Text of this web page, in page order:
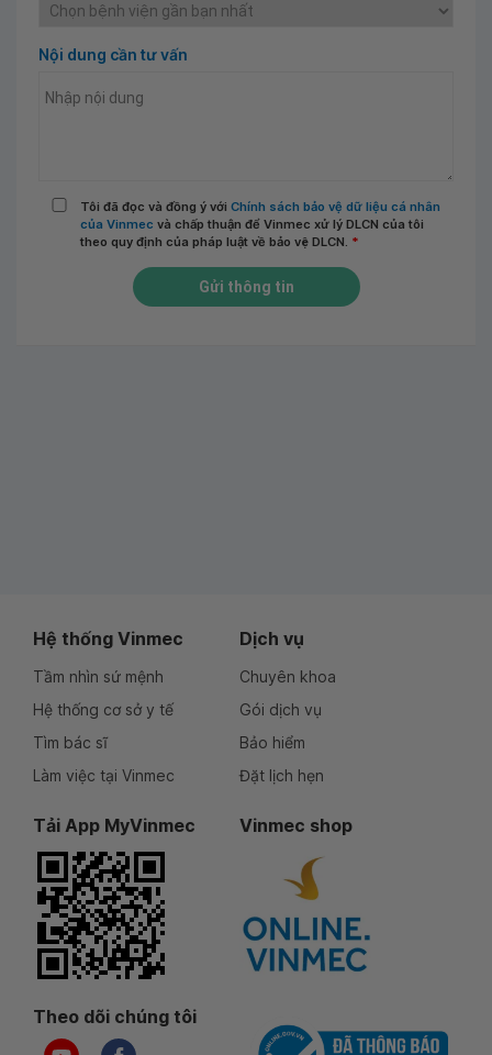
Nội dung cần tư vấn
Tôi đã đọc và đồng ý với Chính sách bảo vệ dữ liệu cá nhân
của Vinmec và chấp thuận để Vinmec xử lý DLCN của tôi
theo quy định của pháp luật về bảo vệ DLCN. *
Gửi thông tin
Hệ thống Vinmec
Tầm nhìn sứ mệnh
Hệ thống cơ sở y tế
Tìm bác sĩ
Làm việc tại Vinmec
Dịch vụ
Chuyên khoa
Gói dịch vụ
Bảo hiểm
Đặt lịch hẹn
Tải App MyVinmec Vinmec shop
Theo dõi chúng tôi